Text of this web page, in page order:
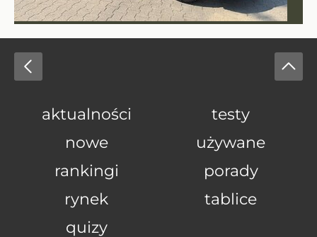
aktualności
testy
nowe
używane
rankingi
porady
rynek
tablice
quizy